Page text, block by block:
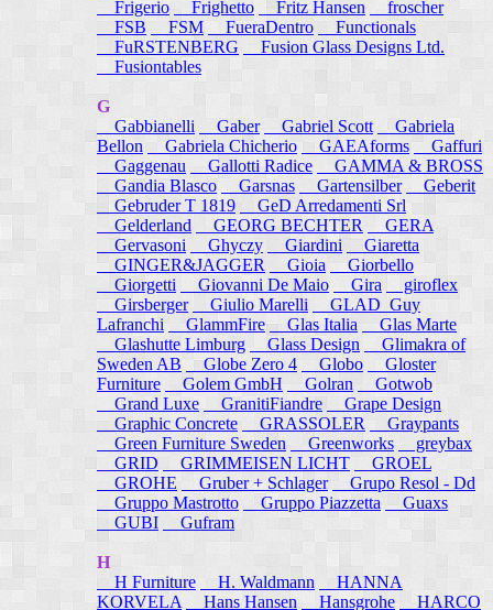
Frigerio
Frighetto Fritz Hansen
froscher
FSB
FSM FueraDentro
Functionals
FuRSTENBERG
Fusion Glass Designs Ltd.
Fusiontables
G
Gabbianelli
Gaber Gabriel Scott
Gabriela
Bellon
Gabriela Chicherio GAEAforms
Gaffuri
Gaggenau
Gallotti Radice
GAMMA & BROSS
Gandia Blasco
Garsnas Gartensilber
Geberit
Gebruder T 1819
GeD Arredamenti Srl
Gelderland
GEORG BECHTER
GERA
Gervasoni
Ghyczy Giardini
Giaretta
GINGER&JAGGER
Gioia
Giorbello
Giorgetti
Giovanni De Maio Gira
giroflex
Girsberger
Giulio Marelli
GLAD_Guy
Lafranchi
GlammFire Glas Italia
Glas Marte
Glashutte Limburg
Glass Design
Glimakra of
Sweden AB
Globe Zero 4 Globo
Gloster
Furniture
Golem GmbH Golran
Gotwob
Grand Luxe
GranitiFiandre
Grape Design
Graphic Concrete
GRASSOLER
Graypants
Green Furniture Sweden
Greenworks
greybax
GRID
GRIMMEISEN LICHT
GROEL
GROHE
Gruber + Schlager
Grupo Resol - Dd
Gruppo Mastrotto
Gruppo Piazzetta
Guaxs
GUBI
Gufram
H
H Furniture
H. Waldmann
HANNA
KORVELA
Hans Hansen Hansgrohe HARCO